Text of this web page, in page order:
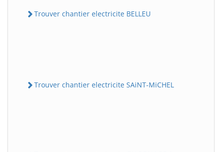
Trouver chantier electricite BELLEU
Trouver chantier electricite SAiNT-MiCHEL